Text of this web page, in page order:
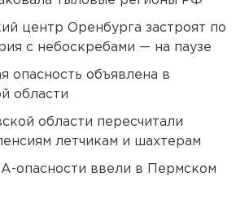
центр Оренбурга застроят по
с небоскребами — на паузе
опасность объявлена в
области
области пересчитали
летчикам и шахтерам
опасности ввели в Пермском